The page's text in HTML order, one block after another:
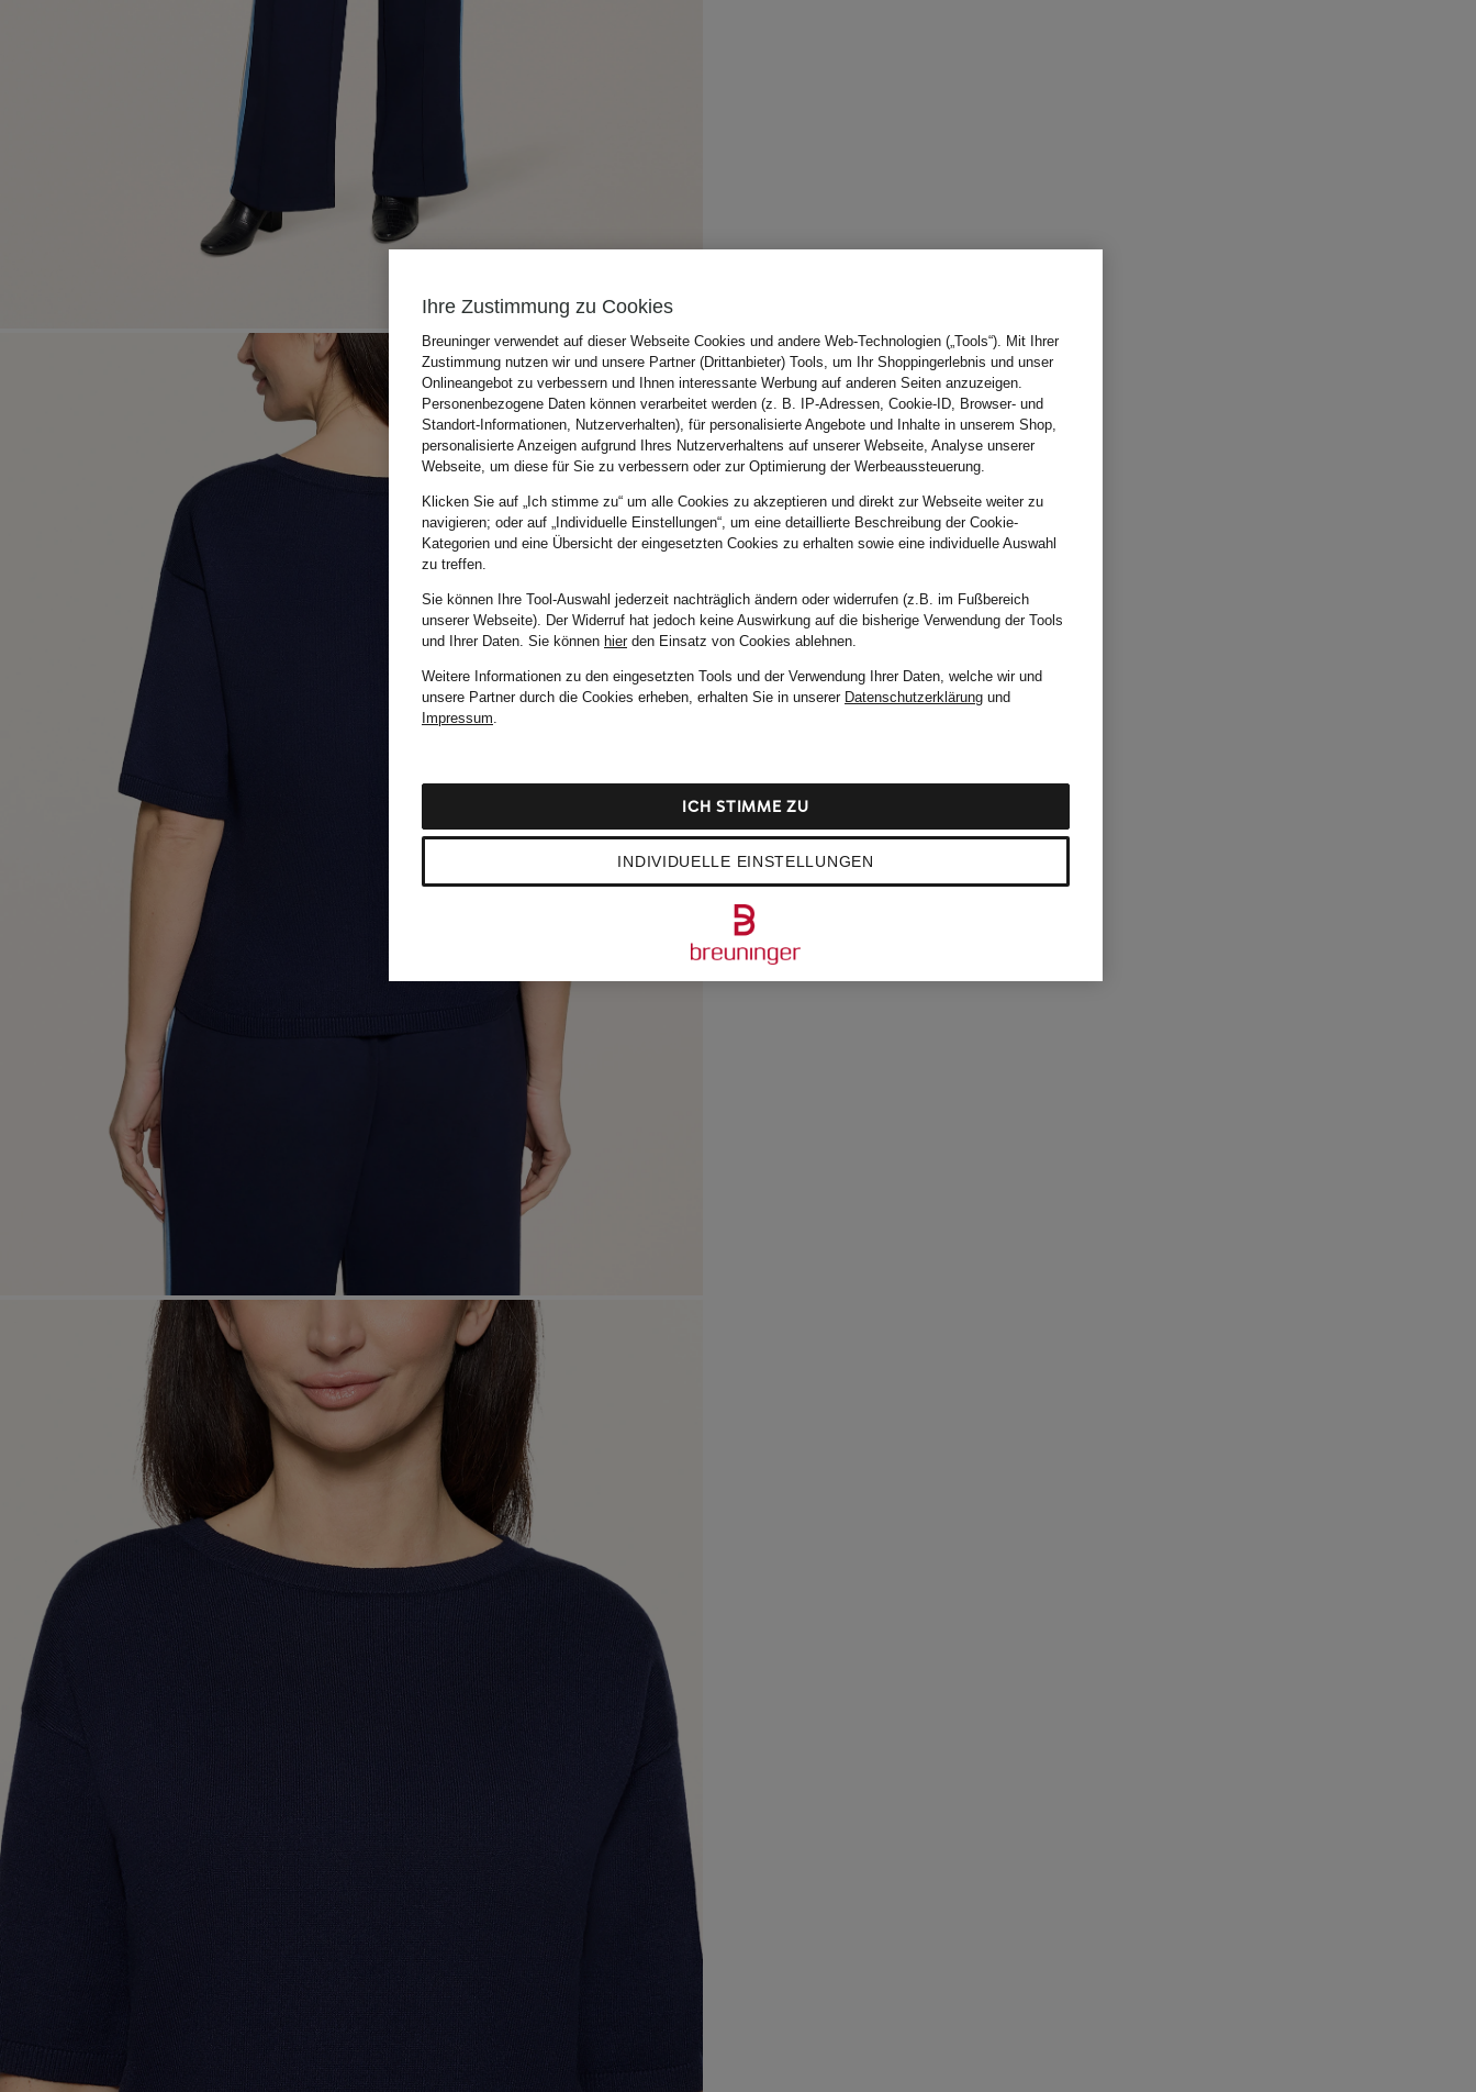
Ihre Zustimmung zu Cookies
Breuninger verwendet auf dieser Webseite Cookies und andere Web-Technologien („Tools“). Mit Ihrer
Zustimmung nutzen wir und unsere Partner (Drittanbieter) Tools, um Ihr Shoppingerlebnis und unser
Onlineangebot zu verbessern und Ihnen interessante Werbung auf anderen Seiten anzuzeigen.
Personenbezogene Daten können verarbeitet werden (z. B. IP-Adressen, Cookie-ID, Browser- und
Standort-Informationen, Nutzerverhalten), für personalisierte Angebote und Inhalte in unserem Shop,
personalisierte Anzeigen aufgrund Ihres Nutzerverhaltens auf unserer Webseite, Analyse unserer
Webseite, um diese für Sie zu verbessern oder zur Optimierung der Werbeaussteuerung.
Klicken Sie auf „Ich stimme zu“ um alle Cookies zu akzeptieren und direkt zur Webseite weiter zu
navigieren; oder auf „Individuelle Einstellungen“, um eine detaillierte Beschreibung der Cookie-
Kategorien und eine Übersicht der eingesetzten Cookies zu erhalten sowie eine individuelle Auswahl
zu treffen.
Sie können Ihre Tool-Auswahl jederzeit nachträglich ändern oder widerrufen (z.B. im Fußbereich
unserer Webseite). Der Widerruf hat jedoch keine Auswirkung auf die bisherige Verwendung der Tools
und Ihrer Daten. Sie können hierden Einsatz von Cookies ablehnen.
Weitere Informationen zu den eingesetzten Tools und der Verwendung Ihrer Daten, welche wir und
unsere Partner durch die Cookies erheben, erhalten Sie in unserer Datenschutzerklärung und
Impressum.
INDIVIDUELLE EINSTELLUNGEN
ICH STIMME ZU